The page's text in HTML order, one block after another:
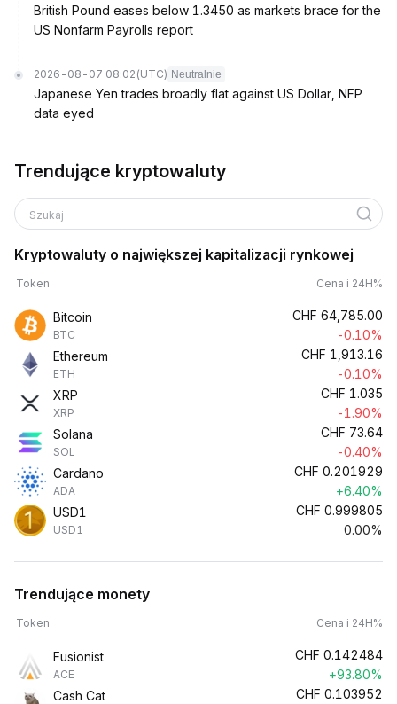
British Pound eases below 1.3450 as markets brace for the
US Nonfarm Payrolls report
2026-08-07 08:02 (UTC) Neutralnie
Japanese Yen trades broadly flat against US Dollar, NFP
data eyed
Trendujące kryptowaluty
Szukaj
Kryptowaluty o największej kapitalizacji rynkowej
Token Cena i 24H%
Bitcoin
BTC
CHF 64,785.00
-0.10%
Ethereum
ETH
CHF 1,913.16
-0.10%
XRP
XRP
CHF 1.035
-1.90%
Solana
SOL
CHF 73.64
-0.40%
Cardano
ADA
CHF 0.201929
+6.40%
USD1
USD1
CHF 0.999805
0.00%
Trendujące monety
Token Cena i 24H%
Fusionist
ACE
CHF 0.142484
+93.80%
Cash Cat
CHF 0.103952